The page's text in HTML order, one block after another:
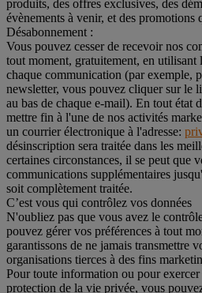
produits, des offres exclusives, des
évènements à venir, et des promotions
Désabonnement :
Vous pouvez cesser de recevoir nos
tout moment, gratuitement, en utilisant
chaque communication (par exemple,
newsletter, vous pouvez cliquer sur le
au bas de chaque e-mail). En tout état
mettre fin à l'une de nos activités
un courrier électronique à l'adresse:
désinscription sera traitée dans les
certaines circonstances, il se peut que
communications supplémentaires
soit complètement traitée.
C’est vous qui contrôlez vos données
N'oubliez pas que vous avez le
pouvez gérer vos préférences à tout
garantissons de ne jamais transmettre
organisations tierces à des fins
Pour toute information ou pour
protection de la vie privée, vous